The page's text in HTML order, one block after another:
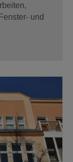
und